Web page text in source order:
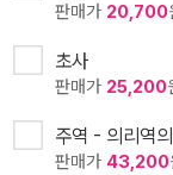
판매가 20,700
초사
판매가 25,200
주역 - 의리역
판매가 43,200